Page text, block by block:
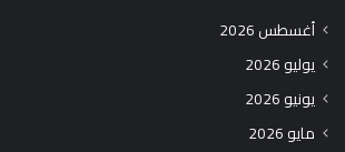
أغسطس 2026
يوليو 2026
يونيو 2026
مايو 2026